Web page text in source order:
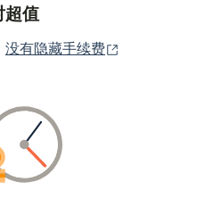
超值
没有隐藏手续费